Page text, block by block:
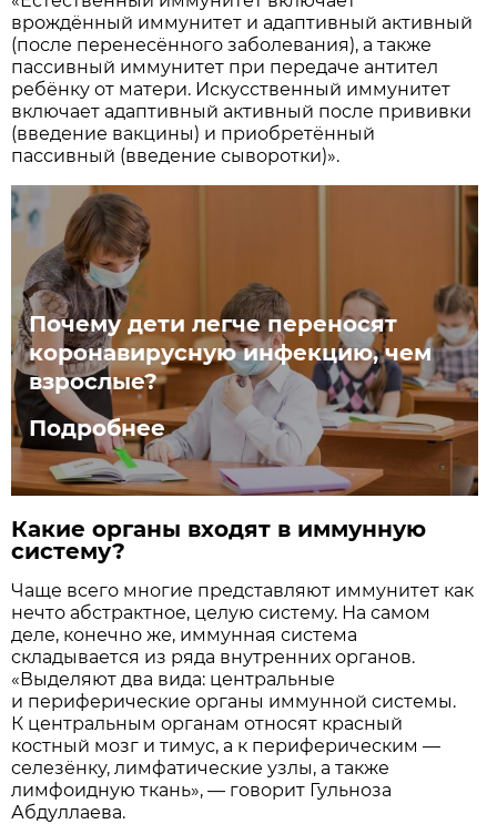
врождённый иммунитет и адаптивный активный
(после перенесённого заболевания), а также
пассивный иммунитет при передаче антител
ребёнку от матери. Искусственный иммунитет
включает адаптивный активный после прививки
(введение вакцины) и приобретённый
пассивный (введение сыворотки)».
Почему дети легче переносят
коронавирусную инфекцию, чем
взрослые?
Подробнее
Какие органы входят в иммунную
систему?
Чаще всего многие представляют иммунитет как
нечто абстрактное, целую систему. На самом
деле, конечно же, иммунная система
складывается из ряда внутренних органов.
«Выделяют два вида: центральные
и периферические органы иммунной системы.
К центральным органам относят красный
костный мозг и тимус, а к периферическим —
селезёнку, лимфатические узлы, а также
лимфоидную ткань», — говорит Гульноза
Абдуллаева.